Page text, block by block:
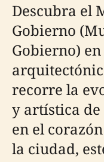
Descubra el
Gobierno
Gobierno)
recorre la
y artística de
en el
la ciudad,